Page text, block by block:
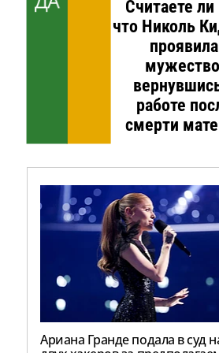
Считаете
что Николь
проявила
работе
смерти
Ариана Гранде подала в суд